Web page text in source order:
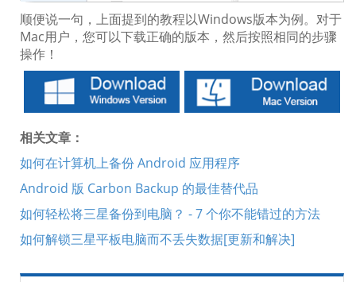
顺便说一句，上面提到的教程以Windows版本为例。对于
Mac用户，您可以下载正确的版本，然后按照相同的步骤
操作！
相关文章：
如何在计算机上备份 Android 应用程序
Android 版 Carbon Backup 的最佳替代品
如何轻松将三星备份到电脑？ - 7 个你不能错过的方法
如何解锁三星平板电脑而不丢失数据[更新和解决]